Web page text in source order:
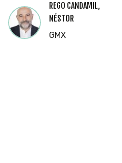
REGO CANDAMIL,
NÉSTOR
GMX